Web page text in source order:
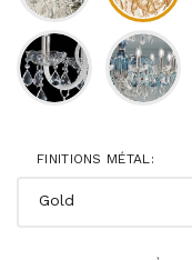
FINITIONS MÉTAL: